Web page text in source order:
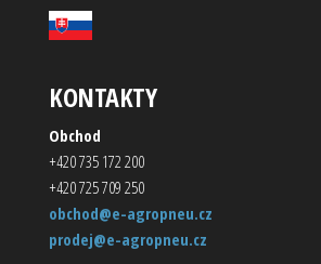
KONTAKTY
Obchod
+420 735 172 200
+420 725 709 250
obchod@e-agropneu.cz
prodej@e-agropneu.cz